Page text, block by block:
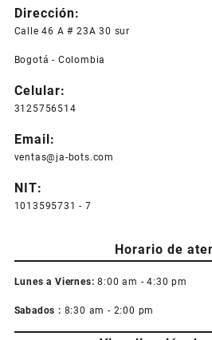
variantes.
Las
se
elegir
en
producto
Dirección:
Calle 46 A # 23A 30 sur
Bogotá - Colombia
Celular:
3125756514
Email:
ventas@ja-bots.com
NIT:
1013595731 - 7
Horario de
Lunes a Viernes: 8:00 am - 4:30 pm
Sabados : 8:30 am - 2:00 pm